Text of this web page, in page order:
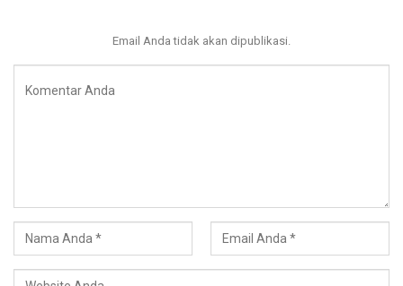
SMS/WA : +6285338107669
*****
serta Persiapan pembebasan Wakaf Tanah Al Misk
Lihat Update Donasi setiap bulannya di : www.almisk.or.id
Email Anda tidak akan dipublikasi.